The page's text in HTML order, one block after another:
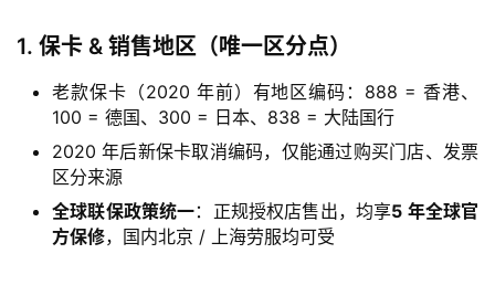
1. 保卡 & 销售地区（唯一区分点）
老款保卡（2020 年前）有地区编码：888 = 香港、
100 = 德国、300 = 日本、838 = 大陆国行
2020 年后新保卡取消编码，仅能通过购买门店、发票
区分来源
全球联保政策统一：正规授权店售出，均享5 年全球官
方保修，国内北京 / 上海劳服均可受